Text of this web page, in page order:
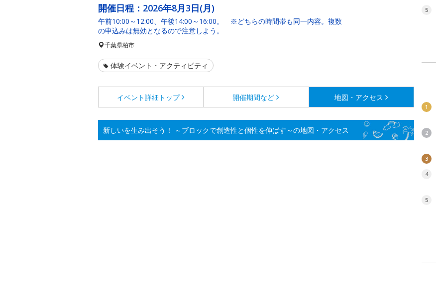
開催日程： 2026年8月3日(月)
午前10:00～12:00、午後14:00～16:00。 ※どちらの時間帯も同一内容。複数
の申込みは無効となるので注意しよう。
千葉県柏市
体験イベント・アクティビティ
イベント詳細 トップ 開催期間など 地図・アクセス
新しいを生み出そう！ ～ブロックで創造性と個性を伸ばす～の地図・アクセス
5
1
2
3
4
5